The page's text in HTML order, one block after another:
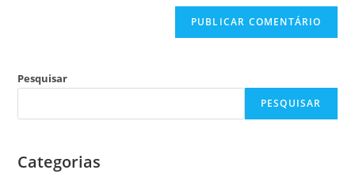
Pesquisar
PESQUISAR
Categorias